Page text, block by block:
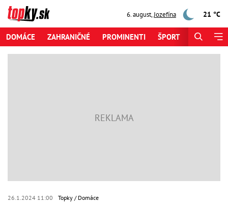
6. august,Jozefína 21 °C
DOMÁCE ZAHRANIČNÉ PROMINENTI ŠPORT
26.1.2024 11:00 Topky Domáce